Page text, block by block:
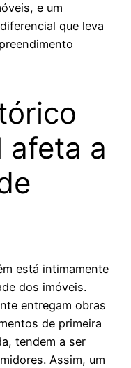
e um
que leva
afeta a
está intimamente
dos imóveis.
entregam obras
de primeira
tendem a ser
Assim, um